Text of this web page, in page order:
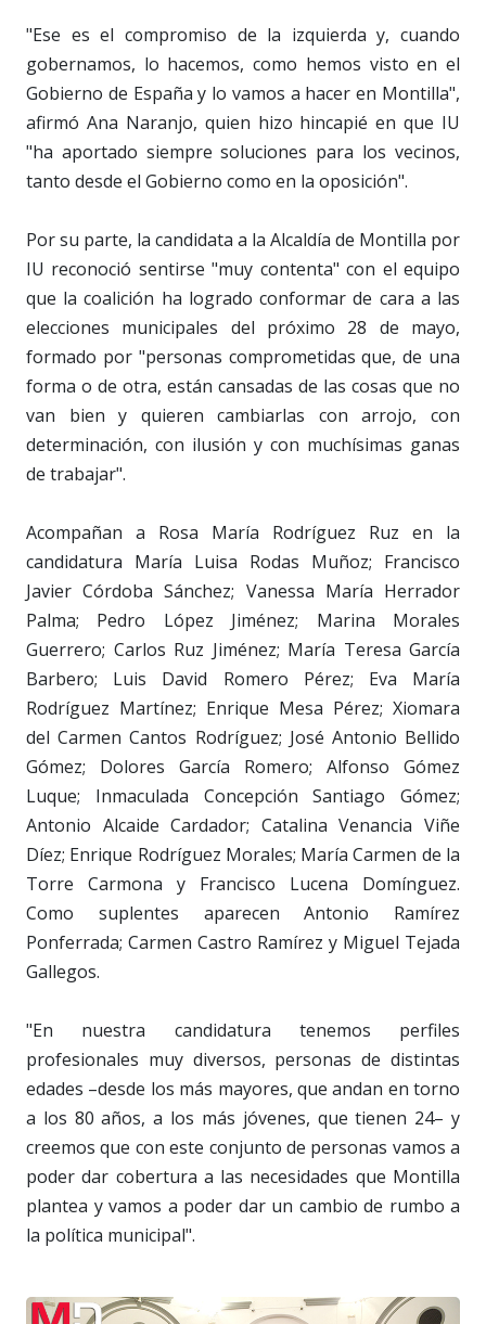
"Ese es el compromiso de la izquierda y, cuando
gobernamos, lo hacemos, como hemos visto en el
Gobierno de España y lo vamos a hacer en Montilla",
afirmó Ana Naranjo, quien hizo hincapié en que IU
"ha aportado siempre soluciones para los vecinos,
tanto desde el Gobierno como en la oposición".
Por su parte, la candidata a la Alcaldía de Montilla por
IU reconoció sentirse "muy contenta" con el equipo
que la coalición ha logrado conformar de cara a las
elecciones municipales del próximo 28 de mayo,
formado por "personas comprometidas que, de una
forma o de otra, están cansadas de las cosas que no
van bien y quieren cambiarlas con arrojo, con
determinación, con ilusión y con muchísimas ganas
de trabajar".
Acompañan a Rosa María Rodríguez Ruz en la
candidatura María Luisa Rodas Muñoz; Francisco
Javier Córdoba Sánchez; Vanessa María Herrador
Palma; Pedro López Jiménez; Marina Morales
Guerrero; Carlos Ruz Jiménez; María Teresa García
Barbero; Luis David Romero Pérez; Eva María
Rodríguez Martínez; Enrique Mesa Pérez; Xiomara
del Carmen Cantos Rodríguez; José Antonio Bellido
Gómez; Dolores García Romero; Alfonso Gómez
Luque; Inmaculada Concepción Santiago Gómez;
Antonio Alcaide Cardador; Catalina Venancia Viñe
Díez; Enrique Rodríguez Morales; María Carmen de la
Torre Carmona y Francisco Lucena Domínguez.
Como suplentes aparecen Antonio Ramírez
Ponferrada; Carmen Castro Ramírez y Miguel Tejada
Gallegos.
"En nuestra candidatura tenemos perfiles
profesionales muy diversos, personas de distintas
edades –desde los más mayores, que andan en torno
a los 80 años, a los más jóvenes, que tienen 24– y
creemos que con este conjunto de personas vamos a
poder dar cobertura a las necesidades que Montilla
plantea y vamos a poder dar un cambio de rumbo a
la política municipal".